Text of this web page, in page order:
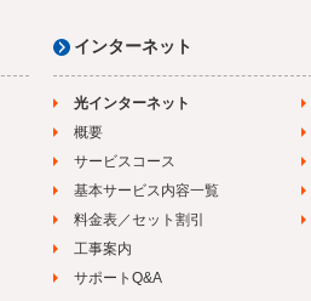
インターネット
光インターネット
概要
サービスコース
基本サービス内容一覧
料金表／セット割引
工事案内
サポートQ&A